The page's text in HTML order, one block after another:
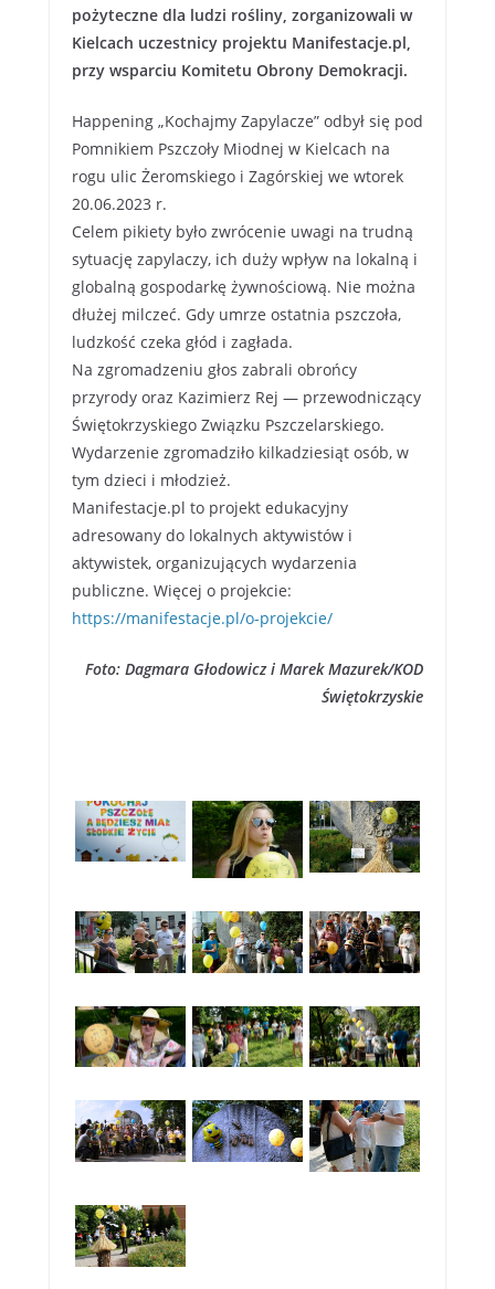
pożyteczne dla ludzi rośliny, zorganizowali w
Kielcach uczestnicy projektu Manifestacje.pl,
przy wsparciu Komitetu Obrony Demokracji.
Happening „Kochajmy Zapylacze” odbył się pod
Pomnikiem Pszczoły Miodnej w Kielcach na
rogu ulic Żeromskiego i Zagórskiej we wtorek
20.06.2023 r.
Celem pikiety było zwrócenie uwagi na trudną
sytuację zapylaczy, ich duży wpływ na lokalną i
globalną gospodarkę żywnościową. Nie można
dłużej milczeć. Gdy umrze ostatnia pszczoła,
ludzkość czeka głód i zagłada.
Na zgromadzeniu głos zabrali obrońcy
przyrody oraz Kazimierz Rej — przewodniczący
Świętokrzyskiego Związku Pszczelarskiego.
Wydarzenie zgromadziło kilkadziesiąt osób, w
tym dzieci i młodzież.
Manifestacje.pl to projekt edukacyjny
adresowany do lokalnych aktywistów i
aktywistek, organizujących wydarzenia
publiczne. Więcej o projekcie:
https://manifestacje.pl/o-projekcie/
Foto: Dagmara Głodowicz i Marek Mazurek/KOD
Świętokrzyskie